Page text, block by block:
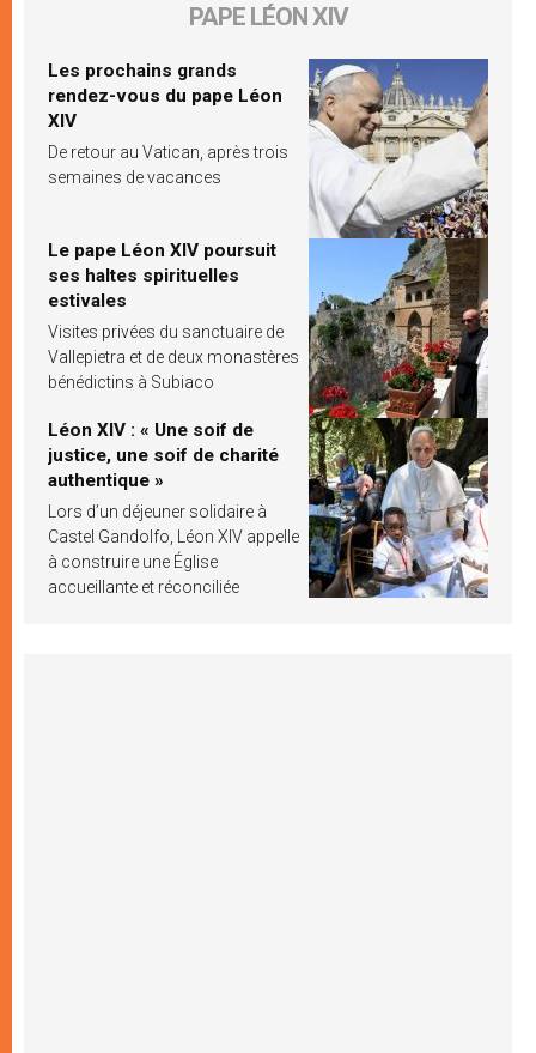
PAPE LÉON XIV
Les prochains grands
rendez-vous du pape Léon
XIV
De retour au Vatican, après trois
semaines de vacances
Le pape Léon XIV poursuit
ses haltes spirituelles
estivales
Visites privées du sanctuaire de
Vallepietra et de deux monastères
bénédictins à Subiaco
Léon XIV : « Une soif de
justice, une soif de charité
authentique »
Lors d’un déjeuner solidaire à
Castel Gandolfo, Léon XIV appelle
à construire une Église
accueillante et réconciliée